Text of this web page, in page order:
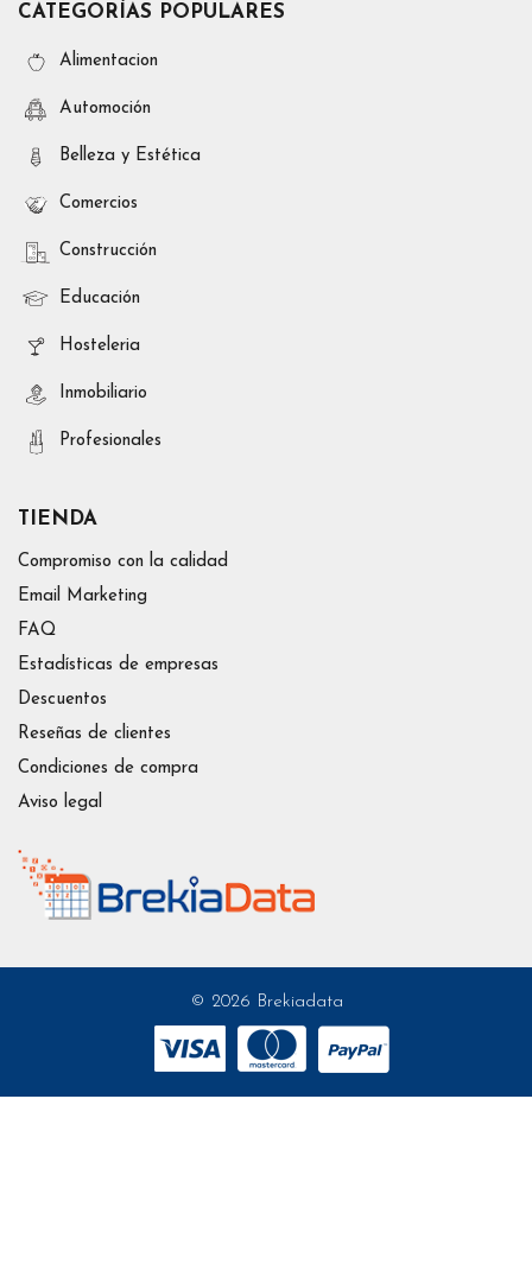
CATEGORÍAS POPULARES
Alimentacion
Automoción
Belleza y Estética
Comercios
Construcción
Educación
Hosteleria
Inmobiliario
Profesionales
TIENDA
Compromiso con la calidad
Email Marketing
FAQ
Estadísticas de empresas
Descuentos
Reseñas de clientes
Condiciones de compra
Aviso legal
© 2026 Brekiadata